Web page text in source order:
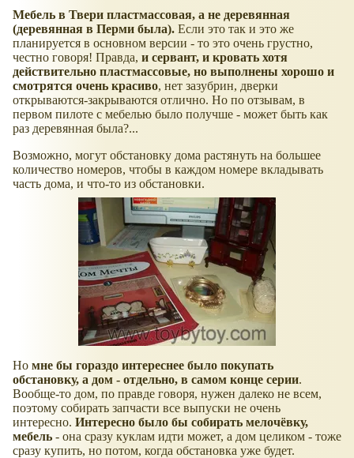
Мебель в Твери пластмассовая, а не деревянная
(деревянная в Перми была). Если это так и это же
планируется в основном версии - то это очень грустно,
честно говоря! Правда, и сервант, и кровать хотя
действительно пластмассовые, но выполнены хорошо и
смотрятся очень красиво, нет зазубрин, дверки
открываются-закрываются отлично. Но по отзывам, в
первом пилоте с мебелью было получше - может быть как
раз деревянная была?...
Возможно, могут обстановку дома растянуть на большее
количество номеров, чтобы в каждом номере вкладывать
часть дома, и что-то из обстановки.
Но мне бы гораздо интереснее было покупать
обстановку, а дом - отдельно, в самом конце серии.
Вообще-то дом, по правде говоря, нужен далеко не всем,
поэтому собирать запчасти все выпуски не очень
интересно. Интересно было бы собирать мелочёвку,
мебель - она сразу куклам идти может, а дом целиком - тоже
сразу купить, но потом, когда обстановка уже будет.